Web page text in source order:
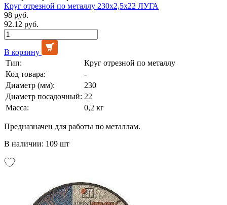
Круг отрезной по металлу 230х2,5х22 ЛУГА
98 руб.
92.12 руб.
В корзину
Тип:
Круг отрезной по металлу
Код товара:
-
Диаметр (мм):
230
Диаметр посадочный: 22
Масса:
0,2 кг
Предназначен для работы по металлам.
В наличии: 109 шт